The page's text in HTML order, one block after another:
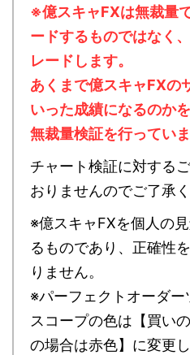
※億スキャFXは無裁量
ードするものではなく
レードします。
あくまで億スキャFXの
いった成績になるのか
無裁量検証を行っていま
チャート検証に対する
おりませんのでご了承く
※億スキャFXを個人の
るものであり、正確性
りません。
※パーフェクトオーダ
スコープの色は【買い
の場合は赤色】に変更し